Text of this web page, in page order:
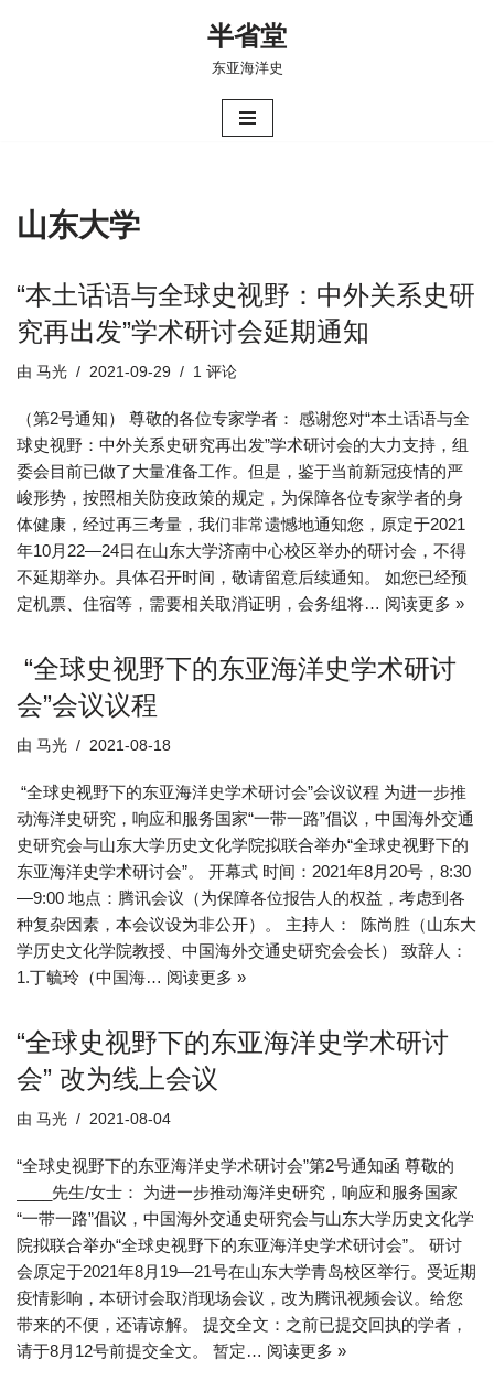
半省堂
东亚海洋史
山东大学
“本土话语与全球史视野：中外关系史研
究再出发”学术研讨会延期通知
由 马光 2021-09-29 1 评论
（第2号通知） 尊敬的各位专家学者： 感谢您对“本土话语与全
球史视野：中外关系史研究再出发”学术研讨会的大力支持，组
委会目前已做了大量准备工作。但是，鉴于当前新冠疫情的严
峻形势，按照相关防疫政策的规定，为保障各位专家学者的身
体健康，经过再三考量，我们非常遗憾地通知您，原定于2021
年10月22—24日在山东大学济南中心校区举办的研讨会，不得
不延期举办。具体召开时间，敬请留意后续通知。 如您已经预
定机票、住宿等，需要相关取消证明，会务组将… 阅读更多 »
“全球史视野下的东亚海洋史学术研讨
会”会议议程
由 马光 2021-08-18
“全球史视野下的东亚海洋史学术研讨会”会议议程 为进一步推
动海洋史研究，响应和服务国家“一带一路”倡议，中国海外交通
史研究会与山东大学历史文化学院拟联合举办“全球史视野下的
东亚海洋史学术研讨会”。 开幕式 时间：2021年8月20号，8:30
—9:00 地点：腾讯会议（为保障各位报告人的权益，考虑到各
种复杂因素，本会议设为非公开）。 主持人： 陈尚胜（山东大
学历史文化学院教授、中国海外交通史研究会会长） 致辞人：
1.丁毓玲（中国海… 阅读更多 »
“全球史视野下的东亚海洋史学术研讨
会” 改为线上会议
由 马光 2021-08-04
“全球史视野下的东亚海洋史学术研讨会”第2号通知函 尊敬的
____先生/女士： 为进一步推动海洋史研究，响应和服务国家
“一带一路”倡议，中国海外交通史研究会与山东大学历史文化学
院拟联合举办“全球史视野下的东亚海洋史学术研讨会”。 研讨
会原定于2021年8月19—21号在山东大学青岛校区举行。受近期
疫情影响，本研讨会取消现场会议，改为腾讯视频会议。给您
带来的不便，还请谅解。 提交全文：之前已提交回执的学者，
请于8月12号前提交全文。 暂定… 阅读更多 »